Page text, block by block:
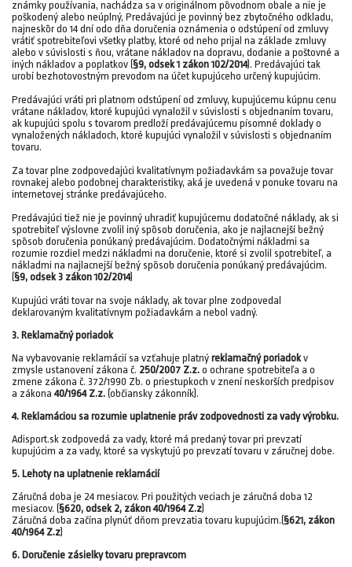
známky používania, nachádza sa v originálnom pôvodnom obale a nie je
poškodený alebo neúplný, Predávajúci je povinný bez zbytočného odkladu,
najneskôr do 14 dní odo dňa doručenia oznámenia o odstúpení od zmluvy
vrátiť spotrebiteľovi všetky platby, ktoré od neho prijal na základe zmluvy
alebo v súvislosti s ňou, vrátane nákladov na dopravu, dodanie a poštovné a
iných nákladov a poplatkov (§9, odsek 1 zákon 102/2014). Predávajúci tak
urobí bezhotovostným prevodom na účet kupujúceho určený kupujúcim.
Predávajúci vráti pri platnom odstúpení od zmluvy, kupujúcemu kúpnu cenu
vrátane nákladov, ktoré kupujúci vynaložil v súvislosti s objednaním tovaru,
ak kupujúci spolu s tovarom predloží predávajúcemu písomné doklady o
vynaložených nákladoch, ktoré kupujúci vynaložil v súvislosti s objednaním
tovaru.
Za tovar plne zodpovedajúci kvalitatívnym požiadavkám sa považuje tovar
rovnakej alebo podobnej charakteristiky, aká je uvedená v ponuke tovaru na
internetovej stránke predávajúceho.
Predávajúci tiež nie je povinný uhradiť kupujúcemu dodatočné náklady, ak si
spotrebiteľ výslovne zvolil iný spôsob doručenia, ako je najlacnejší bežný
spôsob doručenia ponúkaný predávajúcim. Dodatočnými nákladmi sa
rozumie rozdiel medzi nákladmi na doručenie, ktoré si zvolil spotrebiteľ, a
nákladmi na najlacnejší bežný spôsob doručenia ponúkaný predávajúcim.
(§9, odsek 3 zákon 102/2014)
Kupujúci vráti tovar na svoje náklady, ak tovar plne zodpovedal
deklarovaným kvalitatívnym požiadavkám a nebol vadný.
3. Reklamačný poriadok
Na vybavovanie reklamácií sa vzťahuje platný reklamačný poriadokv
zmysle ustanovení zákona č. 250/2007 Z.z. o ochrane spotrebiteľa a o
zmene zákona č. 372/1990 Zb. o priestupkoch v znení neskorších predpisov
a zákona40/1964 Z.z. (občiansky zákonník).
4. Reklamáciou sa rozumie uplatnenie práv zodpovednosti za vady výrobku.
Adisport.sk zodpovedá za vady, ktoré má predaný tovar pri prevzatí
kupujúcim a za vady, ktoré sa vyskytujú po prevzatí tovaru v záručnej dobe.
5. Lehoty na uplatnenie reklamácií
Záručná doba je 24 mesiacov. Pri použitých veciach je záručná doba 12
mesiacov. (§620, odsek 2, zákon 40/1964 Z.z)
Záručná doba začína plynúť dňom prevzatia tovaru kupujúcim.(§621, zákon
40/1964 Z.z)
6. Doručenie zásielky tovaru prepravcom